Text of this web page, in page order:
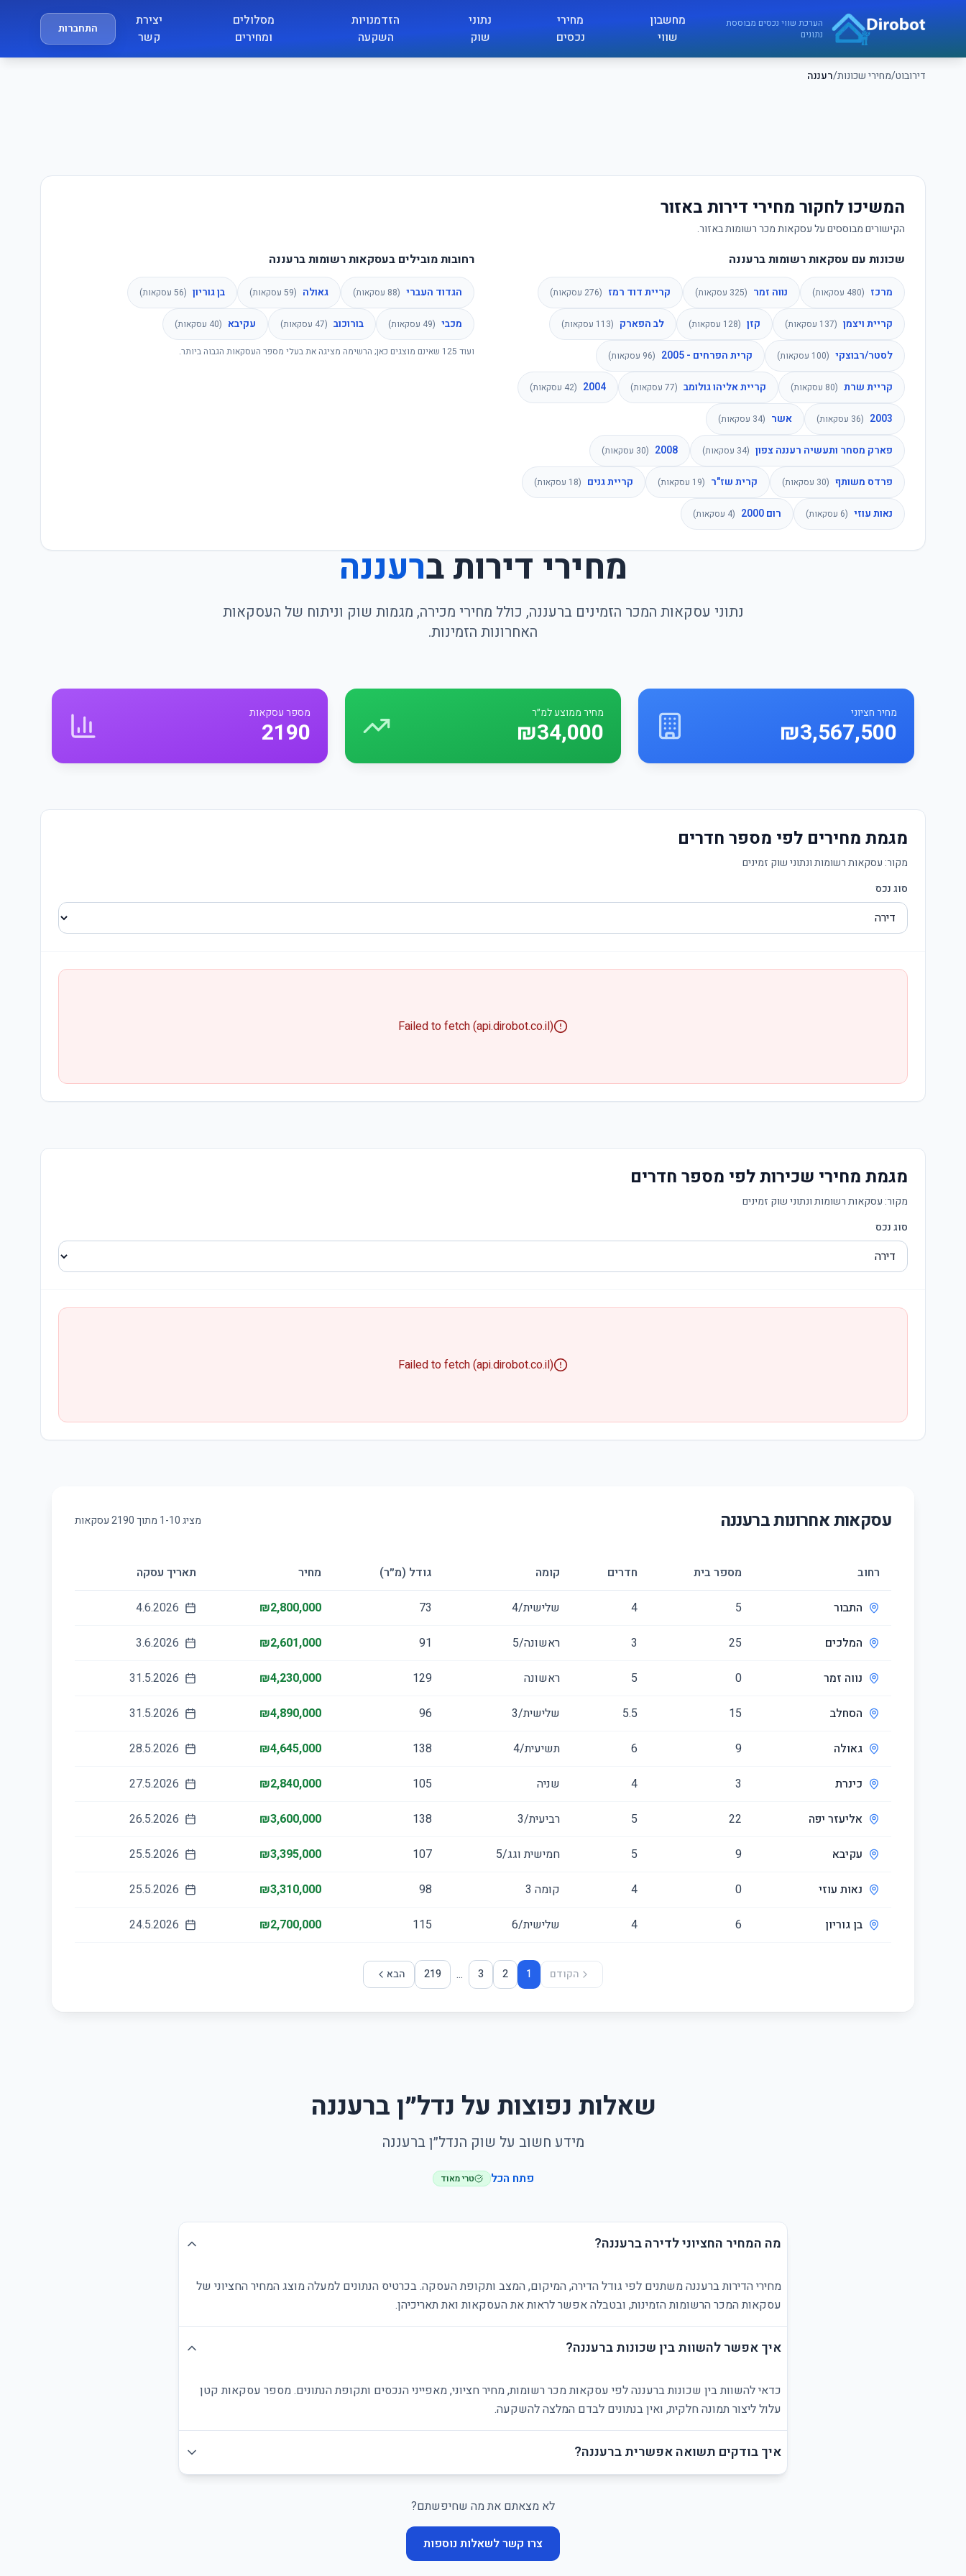
דירובוט/מחירי שכונות/רעננה
דירובוט
הערכת שווי נכסים מבוססת
נתונים
מחשבון
שווי
מחירי
נכסים
נתוני
שוק
הזדמנויות
השקעה
מסלולים
ומחירים
יצירת
קשר
התחברות
המשיכו לחקור מחירי דירות באזור
הקישורים מבוססים על עסקאות מכר רשומות באזור.
שכונות עם עסקאות רשומות ברעננה
מרכז (
480 עסקאות) נווה זמר (
325 עסקאות) קריית דוד רמז (
276 עסקאות)
קריית ויצמן (
137 עסקאות) קזן (
128 עסקאות) לב הפארק (
113 עסקאות)
לסטר/רבוצקי (
100 עסקאות) קרית הפרחים - 2005 (
96 עסקאות)
קריית שרת (
80 עסקאות) קריית אליהו גולומב (
77 עסקאות) 2004
(
42 עסקאות)
2003
(
36 עסקאות) אשר (
34 עסקאות)
פארק מסחר ותעשיה רעננה צפון (
34 עסקאות) 2008
(
30 עסקאות)
פרדס משותף (
30 עסקאות) קרית שז"ר (
19 עסקאות) קריית גנים (
18 עסקאות)
נאות עוזי (
6 עסקאות) רום 2000 (
4 עסקאות)
רחובות מובילים בעסקאות רשומות ברעננה
הגדוד העברי (
88 עסקאות) גאולה (
59 עסקאות) בן גוריון (
56 עסקאות)
מכבי (
49 עסקאות) בורוכוב (
47 עסקאות) עקיבא (
40 עסקאות)
ועוד 125 שאינם מוצגים כאן; הרשימה מציגה את בעלי מספר העסקאות הגבוה ביותר.
מחירי דירות ברעננה
נתוני עסקאות המכר הזמינים ברעננה, כולל מחירי מכירה, מגמות שוק וניתוח של העסקאות
האחרונות הזמינות.
מחיר חציוני
₪3,567,500
מחיר ממוצע למ״ר
₪34,000
מספר עסקאות
2190
מגמת מחירים לפי מספר חדרים
מקור: עסקאות רשומות ונתוני שוק זמינים
סוג נכס
Failed to fetch (api.dirobot.co.il)
מגמת מחירי שכירות לפי מספר חדרים
מקור: עסקאות רשומות ונתוני שוק זמינים
סוג נכס
Failed to fetch (api.dirobot.co.il)
עסקאות אחרונות ברעננה מציג 1-10 מתוך2190עסקאות
רחוב מספר בית חדרים קומה גודל (מ״ר) מחיר תאריך עסקה
התבור 5
4 שלישית/4 73
₪2,800,000
4.6.2026
המלכים 25
3 ראשונה/5 91
₪2,601,000
3.6.2026
נווה זמר 0
5 ראשונה 129
₪4,230,000
31.5.2026
הסחלב 15
5.5 שלישית/3 96
₪4,890,000
31.5.2026
גאולה 9
6 תשיעית/4 138
₪4,645,000
28.5.2026
כינרת 3
4 שניה 105
₪2,840,000
27.5.2026
אליעזר יפה 22
5 רביעית/3 138
₪3,600,000
26.5.2026
עקיבא 9
5 חמישית וגג/5 107
₪3,395,000
25.5.2026
נאות עוזי 0
4 קומה ‎3‏ 98
₪3,310,000
25.5.2026
בן גוריון 6
4 שלישית/6 115
₪2,700,000
24.5.2026
הקודם 1
2
3
...
219 הבא
שאלות נפוצות על נדל״ן ברעננה
מידע חשוב על שוק הנדל״ן ברעננה
פתח הכל טרי מאוד
מה המחיר החציוני לדירה ברעננה?
מחירי הדירות ברעננה משתנים לפי גודל הדירה, המיקום, המצב ותקופת העסקה. בכרטיס הנתונים למעלה מוצג המחיר החציוני של
עסקאות המכר הרשומות הזמינות, ובטבלה אפשר לראות את העסקאות ואת תאריכיהן.
איך אפשר להשוות בין שכונות ברעננה?
כדאי להשוות בין שכונות ברעננה לפי עסקאות מכר רשומות, מחיר חציוני, מאפייני הנכסים ותקופת הנתונים. מספר עסקאות קטן
עלול ליצור תמונה חלקית, ואין בנתונים לבדם המלצה להשקעה.
איך בודקים תשואה אפשרית ברעננה?
לא מצאתם את מה שחיפשתם?
צרו קשר לשאלות נוספות